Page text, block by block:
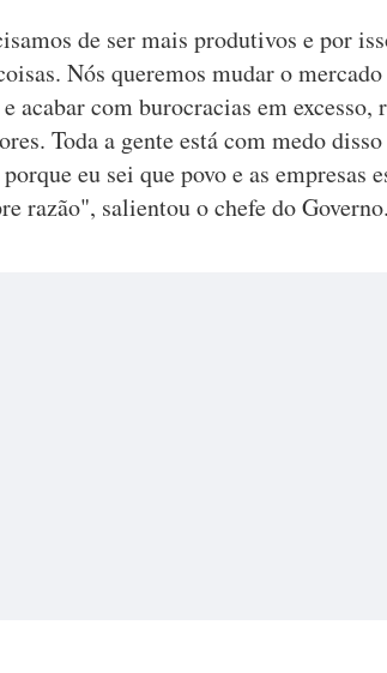
de ser mais produtivos e por
Nós queremos mudar o
acabar com burocracias em excesso,
Toda a gente está com medo
eu sei que povo e as empresas
razão", salientou o chefe do Governo.